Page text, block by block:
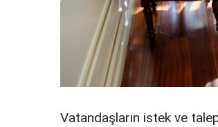
Vatandaşların istek ve